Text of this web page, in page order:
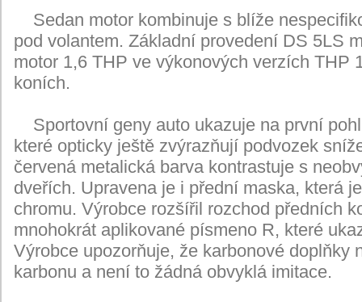
Sedan motor kombinuje s blíže
pod volantem. Základní provedení DS 5LS
motor 1,6 THP ve výkonových verzích THP
koních.
Sportovní geny auto ukazuje na první
které opticky ještě zvýrazňují podvozek
červená metalická barva kontrastuje s
dveřích. Upravena je i přední maska, která
chromu. Výrobce rozšířil rozchod předních
mnohokrát aplikované písmeno R, které
Výrobce upozorňuje, že karbonové doplňky
karbonu a není to žádná obvyklá imitace.